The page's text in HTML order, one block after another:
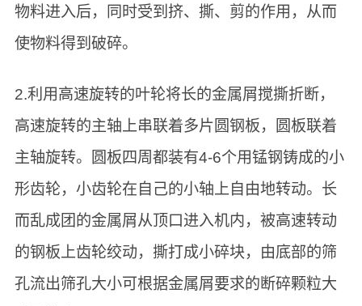
物料进入后，同时受到挤、撕、剪的作用，从而
使物料得到破碎。
2.利用高速旋转的叶轮将长的金属屑搅撕折断，
高速旋转的主轴上串联着多片圆钢板，圆板联着
主轴旋转。圆板四周都装有4-6个用锰钢铸成的小
形齿轮，小齿轮在自己的小轴上自由地转动。长
而乱成团的金属屑从顶口进入机内，被高速转动
的钢板上齿轮绞动，撕打成小碎块，由底部的筛
孔流出筛孔大小可根据金属屑要求的断碎颗粒大